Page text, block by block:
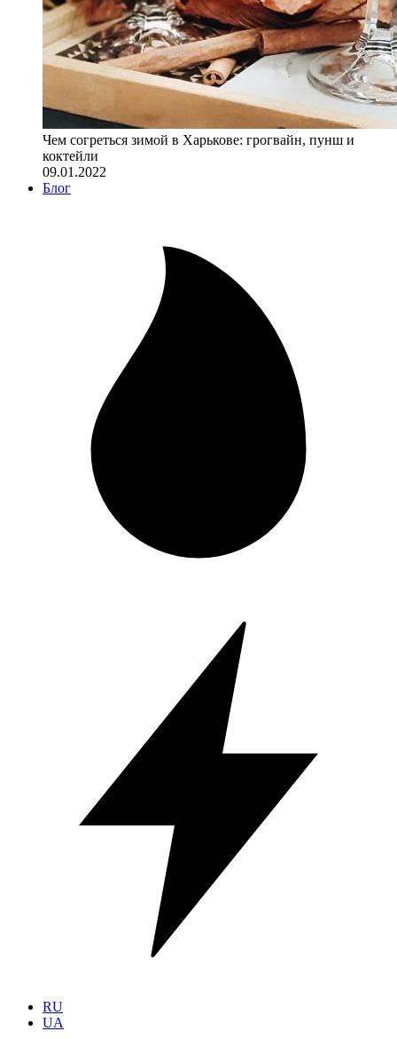
Чем согреться зимой в Харькове: грогвайн, пунш и
коктейли
09.01.2022
Блог
RU
UA